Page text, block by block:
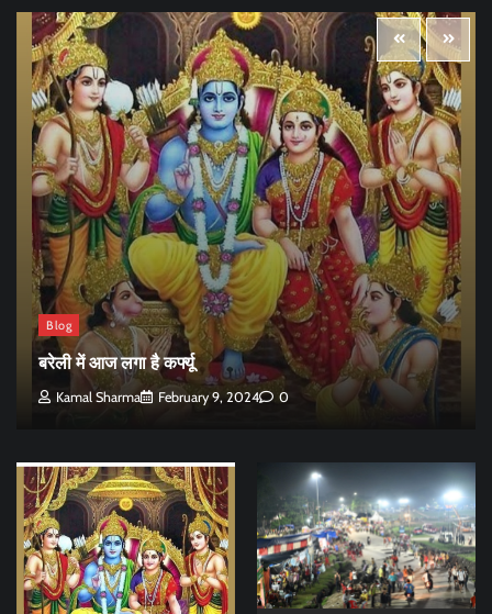
Blog
बरेली में आज लगा है कर्फ्यू
Kamal Sharma February 9, 2024 0